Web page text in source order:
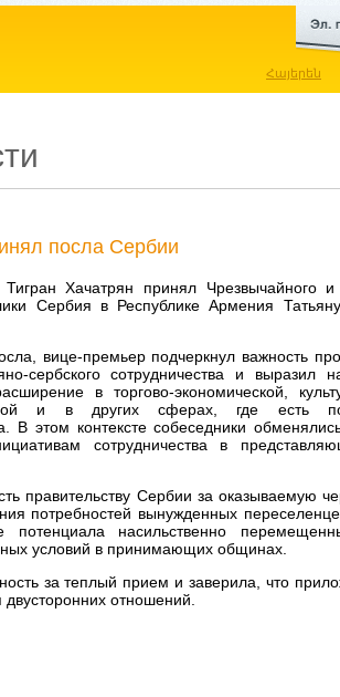
Հայերեն
посла Сербии
Хачатрян принял Чрезвычайного
Сербия в Республике Армения
вице-премьер подчеркнул важность
сербского сотрудничества и выразил
в торгово-экономической,
и в других сферах, где есть
В этом контексте собеседники
сотрудничества в
правительству Сербии за оказываемую
потребностей вынужденных
потенциала насильственно
условий в принимающих общинах.
за теплый прием и заверила, что
отношений.